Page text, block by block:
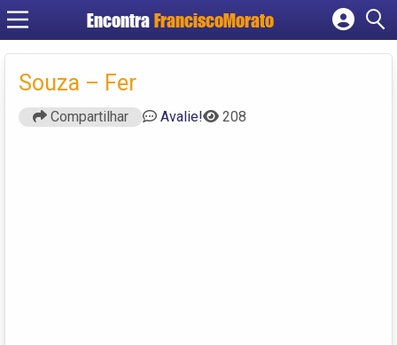
Encontra FranciscoMorato
Cadastrar empresa
Souza – Fer
Compartilhar Avalie! 208